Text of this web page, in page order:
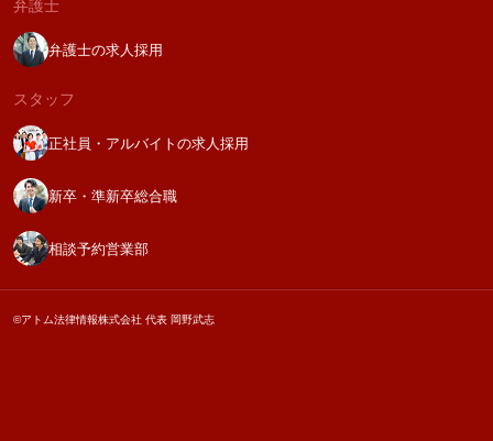
弁護士
弁護士の求人採用
スタッフ
正社員・アルバイトの求人採用
新卒・準新卒総合職
相談予約営業部
©アトム法律情報株式会社 代表 岡野武志